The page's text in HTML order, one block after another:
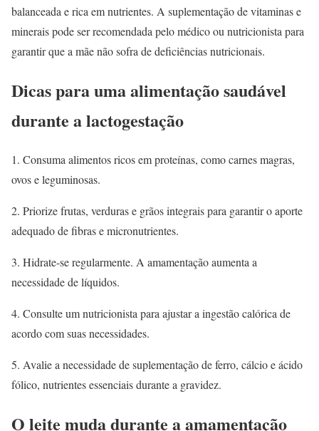
balanceada e rica em nutrientes. A suplementação de vitaminas e
minerais pode ser recomendada pelo médico ou nutricionista para
garantir que a mãe não sofra de deficiências nutricionais.
Dicas para uma alimentação saudável
durante a lactogestação
1. Consuma alimentos ricos em proteínas, como carnes magras,
ovos e leguminosas.
2. Priorize frutas, verduras e grãos integrais para garantir o aporte
adequado de fibras e micronutrientes.
3. Hidrate-se regularmente. A amamentação aumenta a
necessidade de líquidos.
4. Consulte um nutricionista para ajustar a ingestão calórica de
acordo com suas necessidades.
5. Avalie a necessidade de suplementação de ferro, cálcio e ácido
fólico, nutrientes essenciais durante a gravidez.
O leite muda durante a amamentação